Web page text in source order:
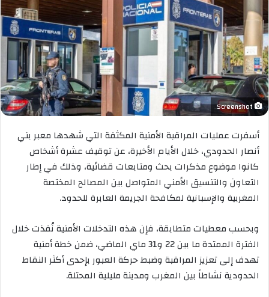
أسفرت عمليات المراقبة الأمنية المكثفة التي شهدها معبر بني
أنصار الحدودي، خلال الأيام الأخيرة، عن توقيف عشرة أشخاص
كانوا موضوع مذكرات بحث ومتابعات قضائية، وذلك في إطار
التعاون والتنسيق الأمني المتواصل بين المصالح المختصة
المغربية والإسبانية لمكافحة الجريمة العابرة للحدود.
وبحسب معطيات متطابقة، فإن هذه التدخلات الأمنية نُفذت خلال
الفترة الممتدة ما بين 22 و31 ماي الماضي، ضمن خطة أمنية
تهدف إلى تعزيز المراقبة وضبط حركة العبور بإحدى أكثر النقاط
الحدودية نشاطاً بين المغرب ومدينة مليلية المحتلة.